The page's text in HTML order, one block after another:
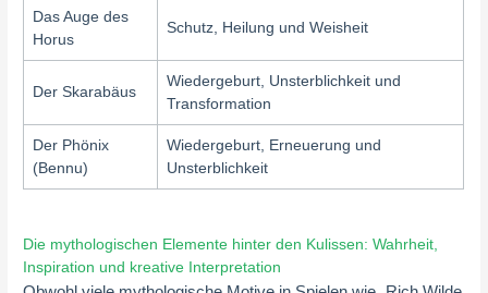
Das Auge des
Horus
Schutz, Heilung und Weisheit
Der Skarabäus
Wiedergeburt, Unsterblichkeit und
Transformation
Der Phönix
(Bennu)
Wiedergeburt, Erneuerung und
Unsterblichkeit
Die mythologischen Elemente hinter den Kulissen: Wahrheit,
Inspiration und kreative Interpretation